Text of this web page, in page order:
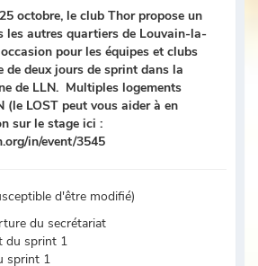
octobre, le club Thor propose un
les autres quartiers de Louvain-la-
pour les équipes et clubs
de deux jours de sprint dans la
de LLN. Multiples logements
(le LOST peut vous aider à en
sur le stage ici :
in/event/3545
d'être modifié)
du secrétariat
du sprint 1
sprint 1